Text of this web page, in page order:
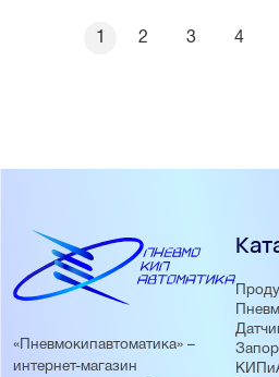
1 2 3 4
«Пневмокипавтоматика» –
интернет-магазин